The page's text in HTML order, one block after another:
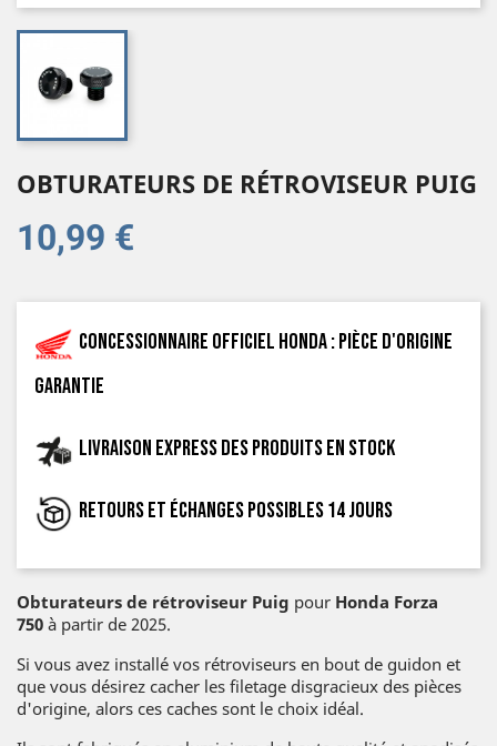
OBTURATEURS DE RÉTROVISEUR PUIG
10,99 €
Concessionnaire officiel Honda : pièce d'origine
garantie
Livraison express des produits en stock
Retours et échanges possibles 14 jours
Obturateurs de rétroviseur Puig pour Honda Forza
750 à partir de 2025.
Si vous avez installé vos rétroviseurs en bout de guidon et
que vous désirez cacher les filetage disgracieux des pièces
d'origine, alors ces caches sont le choix idéal.